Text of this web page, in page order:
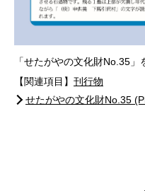
「せたがやの文化財No.35」
【関連項目】 刊行物
せたがやの文化財No.35